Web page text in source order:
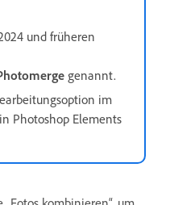
und früheren
genannt.
im
Photoshop Elements